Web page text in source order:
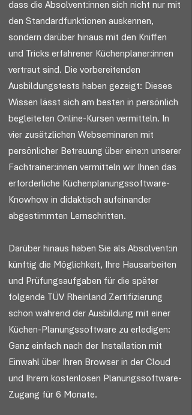
dass die Absolvent:innen sich nicht nur mit
den Standardfunktionen auskennen,
sondern darüber hinaus mit den Kniffen
und Tricks erfahrener Küchenplaner:innen
vertraut sind. Die vorbereitenden
Ausbildungstests haben gezeigt: Dieses
Wissen lässt sich am besten in persönlich
begleiteten Online-Kursen vermitteln. In
vier zusätzlichen Webseminaren mit
persönlicher Betreuung über eine:n unserer
Fachtrainer:innen vermitteln wir Ihnen das
erforderliche Küchenplanungssoftware-
Knowhow in didaktisch aufeinander
abgestimmten Lernschritten.
Darüber hinaus haben Sie als Absolvent:in
künftig die Möglichkeit, Ihre Hausarbeiten
und Prüfungsaufgaben für die später
folgende TÜV Rheinland Zertifizierung
schon während der Ausbildung mit einer
Küchen-Planungssoftware zu erledigen:
Ganz einfach nach der Installation mit
Einwahl über Ihren Browser in der Cloud
und Ihrem kostenlosen Planungssoftware-
Zugang für 6 Monate.